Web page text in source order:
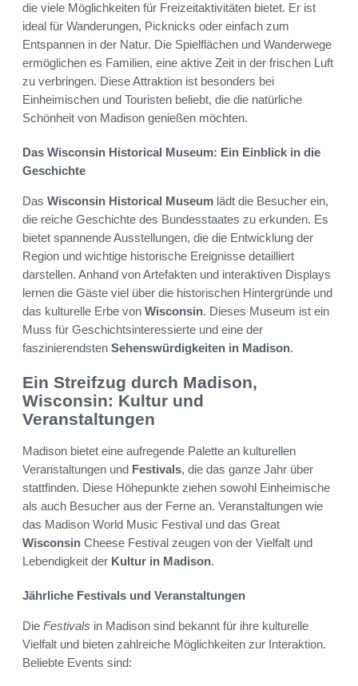
die viele Möglichkeiten für Freizeitaktivitäten bietet. Er ist
ideal für Wanderungen, Picknicks oder einfach zum
Entspannen in der Natur. Die Spielflächen und Wanderwege
ermöglichen es Familien, eine aktive Zeit in der frischen Luft
zu verbringen. Diese Attraktion ist besonders bei
Einheimischen und Touristen beliebt, die die natürliche
Schönheit von Madison genießen möchten.
Das Wisconsin Historical Museum: Ein Einblick in die
Geschichte
Das Wisconsin Historical Museum lädt die Besucher ein,
die reiche Geschichte des Bundesstaates zu erkunden. Es
bietet spannende Ausstellungen, die die Entwicklung der
Region und wichtige historische Ereignisse detailliert
darstellen. Anhand von Artefakten und interaktiven Displays
lernen die Gäste viel über die historischen Hintergründe und
das kulturelle Erbe von Wisconsin. Dieses Museum ist ein
Muss für Geschichtsinteressierte und eine der
faszinierendsten Sehenswürdigkeiten in Madison.
Ein Streifzug durch Madison,
Wisconsin: Kultur und
Veranstaltungen
Madison bietet eine aufregende Palette an kulturellen
Veranstaltungen und Festivals, die das ganze Jahr über
stattfinden. Diese Höhepunkte ziehen sowohl Einheimische
als auch Besucher aus der Ferne an. Veranstaltungen wie
das Madison World Music Festival und das Great
Wisconsin Cheese Festival zeugen von der Vielfalt und
Lebendigkeit der Kultur in Madison.
Jährliche Festivals und Veranstaltungen
Die Festivals in Madison sind bekannt für ihre kulturelle
Vielfalt und bieten zahlreiche Möglichkeiten zur Interaktion.
Beliebte Events sind: